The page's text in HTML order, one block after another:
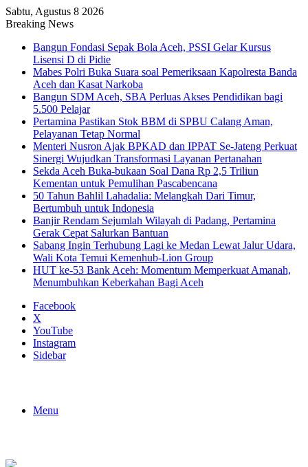
Sabtu, Agustus 8 2026
Breaking News
Bangun Fondasi Sepak Bola Aceh, PSSI Gelar Kursus
Lisensi D di Pidie
Mabes Polri Buka Suara soal Pemeriksaan Kapolresta Banda
Aceh dan Kasat Narkoba
Bangun SDM Aceh, SBA Perluas Akses Pendidikan bagi
5.500 Pelajar
Pertamina Pastikan Stok BBM di SPBU Calang Aman,
Pelayanan Tetap Normal
Menteri Nusron Ajak BPKAD dan IPPAT Se-Jateng Perkuat
Sinergi Wujudkan Transformasi Layanan Pertanahan
Sekda Aceh Buka-bukaan Soal Dana Rp 2,5 Triliun
Kementan untuk Pemulihan Pascabencana
50 Tahun Bahlil Lahadalia: Melangkah Dari Timur,
Bertumbuh untuk Indonesia
Banjir Rendam Sejumlah Wilayah di Padang, Pertamina
Gerak Cepat Salurkan Bantuan
Sabang Ingin Terhubung Lagi ke Medan Lewat Jalur Udara,
Wali Kota Temui Kemenhub-Lion Group
HUT ke-53 Bank Aceh: Momentum Memperkuat Amanah,
Menumbuhkan Keberkahan Bagi Aceh
Facebook
X
YouTube
Instagram
Sidebar
Menu